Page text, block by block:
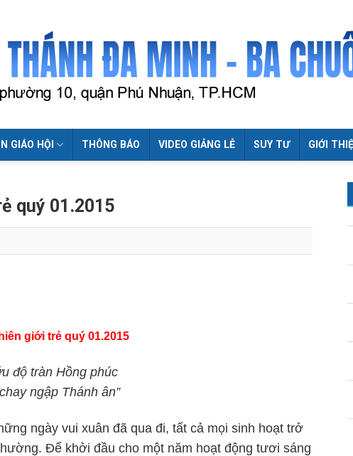
GIÁO HỘI THÔNG BÁO VIDEO GIẢNG LỄ SUY TƯ GIỚI
quý 01.2015
giới trẻ quý 01.2015
độ tràn Hồng phúc
ngập Thánh ân”
ngày vui xuân đã qua đi, tất cả mọi sinh hoạt trở
Để khởi đầu cho một năm hoạt động tươi sáng